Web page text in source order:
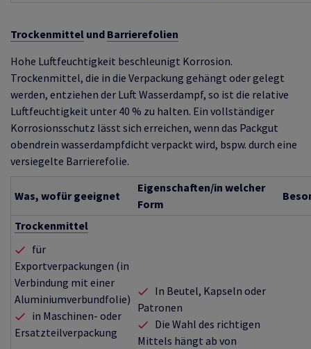
Trockenmittel und Barrierefolien
Hohe Luftfeuchtigkeit beschleunigt Korrosion.
Trockenmittel, die in die Verpackung gehängt oder gelegt
werden, entziehen der Luft Wasserdampf, so ist die relative
Luftfeuchtigkeit unter 40 % zu halten. Ein vollständiger
Korrosionsschutz lässt sich erreichen, wenn das Packgut
obendrein wasserdampfdicht verpackt wird, bspw. durch eine
versiegelte Barrierefolie.
Was, wofür geeignet
Eigenschaften/in welcher
Form
Trockenmittel
für
Exportverpackungen (in
Verbindung mit einer
Aluminiumverbundfolie)
in Maschinen- oder
Ersatzteilverpackung
In Beutel, Kapseln oder
Patronen
Die Wahl des richtigen
Mittels hängt ab von